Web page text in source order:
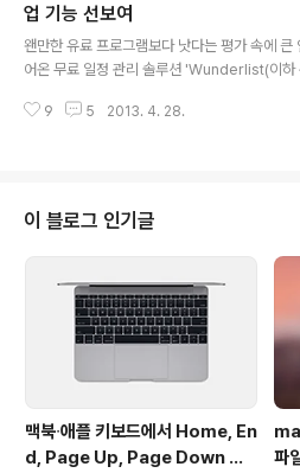
록 행사 기간 내 세션 동영상을 온라인상에 공개
며, 오는 가을에 '당신과 가까운 도시(city near
테크 토크 행사를 진행할 예정입니다. 거기서 여
나뵐 수 있기를 바랍니다."WWDC의 축소판이
있는 애플의 테크 토크 월드 투어는 WWDC에서
업 기능 선보여
왠만한 유료 프로그램보다 낫다는 평가 속에 큰
어온 무료 일정 관리 솔루션 'Wunderlist(이하
연 49.99불의 구독료를 내면 분더리스트 계정이
할 일에 파일을 첨부하거나 타인과 공유하는 기
간 프로 버전에 추가될 예정이라고 합니다. * '프
소개 영상지금까지 무료로 제공되던 기능들은
속 무료로 제공될 예정이라고 합니다. 마땅한 수
었던 분더리스트 개발사 측이 수익 창출을 위해
을 선보이며 기업..
9 5 2013. 4. 28.
이 블로그 인기글
맥북∙애플 키보드에서 Home, En
d, Page Up, Page Down 키
파